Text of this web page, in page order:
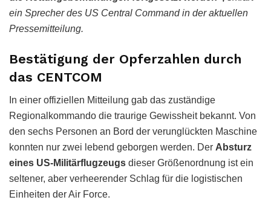
ein Sprecher des US Central Command in der aktuellen
Pressemitteilung.
Bestätigung der Opferzahlen durch
das CENTCOM
In einer offiziellen Mitteilung gab das zuständige
Regionalkommando die traurige Gewissheit bekannt. Von
den sechs Personen an Bord der verunglückten Maschine
konnten nur zwei lebend geborgen werden. Der Absturz
eines US-Militärflugzeugs dieser Größenordnung ist ein
seltener, aber verheerender Schlag für die logistischen
Einheiten der Air Force.